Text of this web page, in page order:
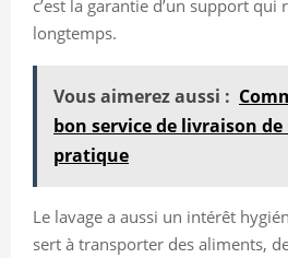
c’est la garantie d’un support qui
longtemps.
Vous aimerez aussi :
bon service de livraison de
pratique
Le lavage a aussi un intérêt
sert à transporter des aliments,